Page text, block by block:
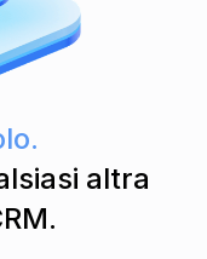
altra